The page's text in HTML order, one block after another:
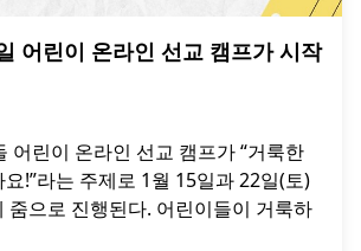
어린이 온라인 선교 캠프가 시작
어린이 온라인 선교 캠프가 “거룩한
!”라는 주제로 1월 15일과 22일(토)
줌으로 진행된다. 어린이들이 거룩하